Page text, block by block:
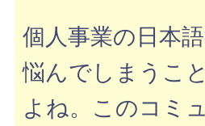
個人事業の日本
悩んでしまうこ
よね。このコミ